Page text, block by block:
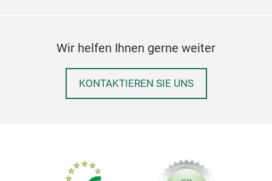
Wir helfen Ihnen gerne weiter
KONTAKTIEREN SIE UNS